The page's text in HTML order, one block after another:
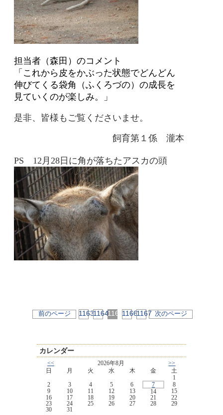
担当者（森田）のコメント
「これから皮をかぶった状態でどんどん
伸びてくる袋角（ふくろづの）の成長を
見ていくのが楽しみ。」
是非、皆様もご覧くださいませ。
飼育第１係 瀧本
PS 12月28日に角が落ちたアスカの頭
前のページ 11631164116511661167 次のページ
カレンダー
<< 2026年8月
>>
日
月 火 水 木 金
土
1
2
3 4 5 6 7
8
9
10 11 12 13 14
15
16
17 18 19 20 21
22
23
24 25 26 27 28
29
30
31